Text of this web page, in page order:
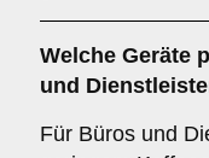
Welche Geräte
und
Für Büros und